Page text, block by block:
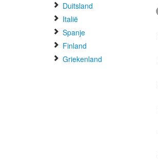
Duitsland
Italië
Spanje
Finland
Griekenland